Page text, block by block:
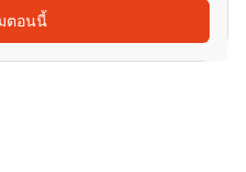
ตอนนี้